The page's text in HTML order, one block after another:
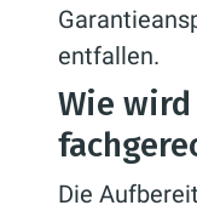
entfallen.
Wie
Die